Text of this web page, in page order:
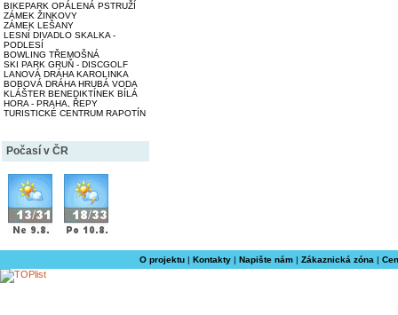
BIKEPARK OPÁLENÁ PSTRUŽÍ
ZÁMEK ŽINKOVY
ZÁMEK LEŠANY
LESNÍ DIVADLO SKALKA -
PODLESÍ
BOWLING TŘEMOŠNÁ
SKI PARK GRUŇ - DISCGOLF
LANOVÁ DRÁHA KAROLINKA
BOBOVÁ DRÁHA HRUBÁ VODA
KLÁŠTER BENEDIKTÍNEK BÍLÁ
HORA - PRAHA, ŘEPY
TURISTICKÉ CENTRUM RAPOTÍN
Počasí v ČR
O projektu| Kontakty| Napište nám| Zákaznická zóna |